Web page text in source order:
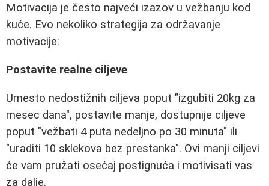
Motivacija je često najveći izazov u vežbanju kod
kuće. Evo nekoliko strategija za održavanje
motivacije:
Postavite realne ciljeve
Umesto nedostižnih ciljeva poput "izgubiti 20kg za
mesec dana", postavite manje, dostupnije ciljeve
poput "vežbati 4 puta nedeljno po 30 minuta" ili
"uraditi 10 sklekova bez prestanka". Ovi manji ciljevi
će vam pružati osećaj postignuća i motivisati vas
za dalje.